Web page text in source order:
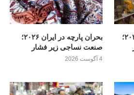
شارژ کالابرگ در ایران ۲۰۲۶؛
بحران پارچه در ایران ۲۰۲۶؛
صنعت نساجی زیر فشار
4 آگوست 2026